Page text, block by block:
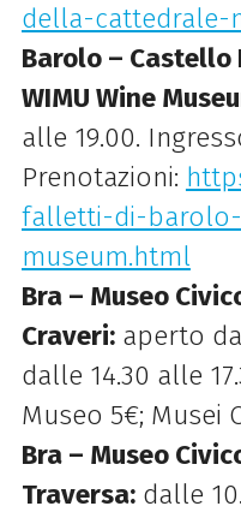
della-cattedrale-
Barolo –
WIMU Wine
alle 19.00.
Prenotazioni:
falletti-di-
museum.html
Bra – Museo
Craveri: aperto
dalle 14.30 alle
Museo 5€; Musei
Bra – Museo
Traversa: dalle